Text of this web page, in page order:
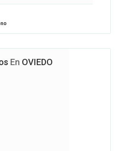
En OVIEDO